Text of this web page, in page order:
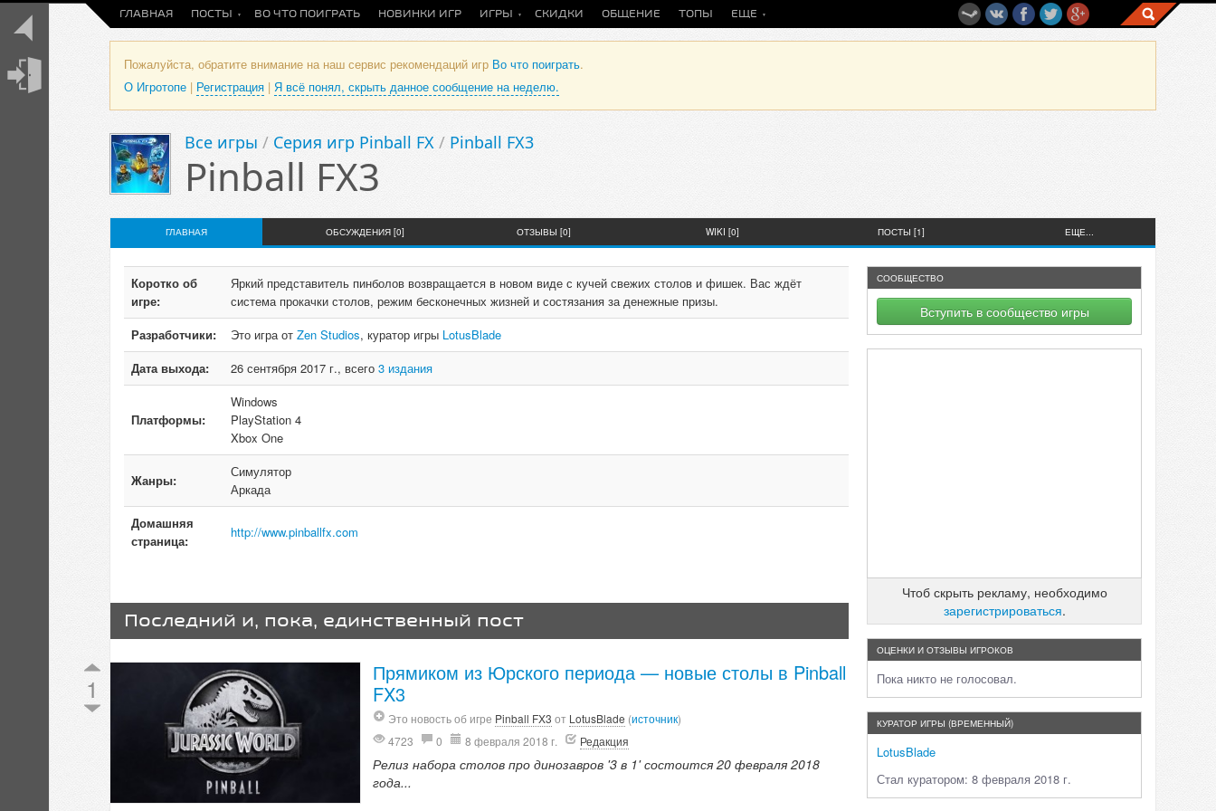
ГЛАВНАЯ ПОСТЫ ВО ЧТО ПОИГРАТЬ НОВИНКИ ИГР ИГРЫ СКИДКИ ОБЩЕНИЕ ТОПЫ ЕЩЕ
Пожалуйста, обратите внимание на наш сервис рекомендаций игр Во что поиграть.
О Игротопе | Регистрация | Я всё понял, скрыть данное сообщение на неделю.
Все игры / Серия игр Pinball FX / Pinball FX3
Pinball FX3
ГЛАВНАЯ ОБСУЖДЕНИЯ [0] ОТЗЫВЫ [0] WIKI [0] ПОСТЫ [1] ЕЩЕ...
Коротко об
игре:
Яркий представитель пинболов возвращается в новом виде с кучей свежих столов и фишек. Вас ждёт
система прокачки столов, режим бесконечных жизней и состязания за денежные призы.
Разработчики:
Это игра от Zen Studios, куратор игры LotusBlade
Дата выхода:
26 сентября 2017 г., всего 3 издания
Платформы:
Windows
PlayStation 4
Xbox One
Жанры:
Симулятор
Аркада
Домашняя
страница:
http://www.pinballfx.com
Последний и, пока, единственный пост
1
Прямиком из Юрского периода — новые столы в Pinball
FX3
Это новость об игре Pinball FX3 от LotusBlade (источник)
4723
0 8 февраля 2018 г. Редакция
Релиз набора столов про динозавров '3 в 1' состоится 20 февраля 2018
года...
СООБЩЕСТВО
Вступить в сообщество игры
Чтоб скрыть рекламу, необходимо
зарегистрироваться.
ОЦЕНКИ И ОТЗЫВЫ ИГРОКОВ
Пока никто не голосовал.
КУРАТОР ИГРЫ (ВРЕМЕННЫЙ)
LotusBlade
Стал куратором: 8 февраля 2018 г.